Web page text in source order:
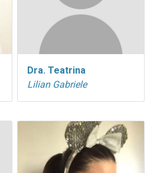
Dra. Teatrina
Lilian Gabriele